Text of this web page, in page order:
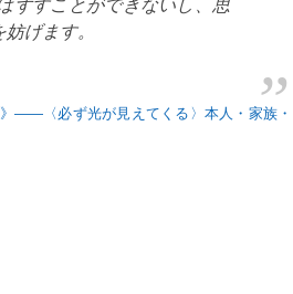
ずすことができないし、思
げます。
――〈必ず光が見えてくる〉本人・家族・